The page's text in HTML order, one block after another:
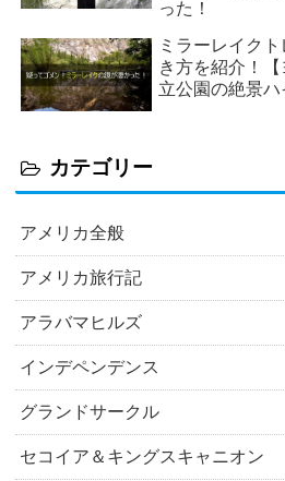
った！
ミラーレイク
き方を紹介！【
立公園の絶景ハ
カテゴリー
アメリカ全般
アメリカ旅行記
アラバマヒルズ
インデペンデンス
グランドサークル
セコイア＆キングスキャニオン